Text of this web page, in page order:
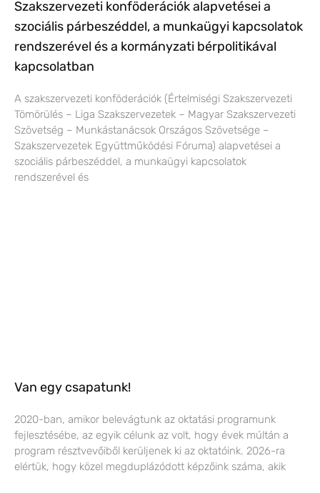
Szakszervezeti konföderációk alapvetései a
szociális párbeszéddel, a munkaügyi kapcsolatok
rendszerével és a kormányzati bérpolitikával
kapcsolatban
A szakszervezeti konföderációk (Értelmiségi Szakszervezeti
Tömörülés – Liga Szakszervezetek – Magyar Szakszervezeti
Szövetség – Munkástanácsok Országos Szövetsége –
Szakszervezetek Együttműködési Fóruma) alapvetései a
szociális párbeszéddel, a munkaügyi kapcsolatok
rendszerével és
Van egy csapatunk!
2020-ban, amikor belevágtunk az oktatási programunk
fejlesztésébe, az egyik célunk az volt, hogy évek múltán a
program résztvevőiből kerüljenek ki az oktatóink. 2026-ra
elértük, hogy közel megduplázódott képzőink száma, akik